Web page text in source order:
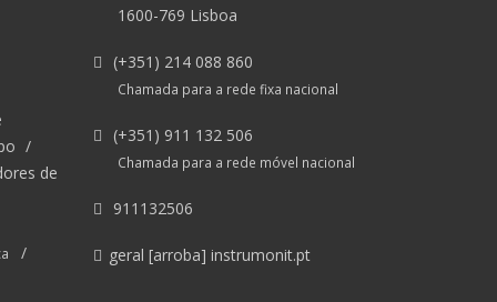
/
de
/
1600-769 Lisboa
(+351) 214 088 860
Chamada para a rede fixa nacional
(+351) 911 132 506
Chamada para a rede móvel nacional
911132506
geral [arroba] instrumonit.pt